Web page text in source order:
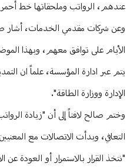
عندهم، الرواتب وملحقاتها خط
وعن شركات مقدمي الخدمات، أشار
الأيام على توافق معهم، وبهذا
يتم عبر ادارة المؤسسة، علماً ان
الإدارة ووزارة الطاقة".
وختم صالح لافتاً إلى أن "زيادة
التعافي، وبدأت الاتصالات مع
"نتخذ القرار بالاستمرار أو العودة